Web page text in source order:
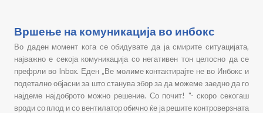
Вршење на комуникација во инбокс
Во даден момент кога се обидувате да ја смирите ситуацијата,
најважно е секоја комуникација со негативен тон целосно да се
префрли во Inbox. Еден „Ве молиме контактирајте не во Инбокс и
подетално објасни за што станува збор за да можеме заедно да го
најдеме најдоброто можно решение. Со почит! "- скоро секогаш
вроди со плод и со вентилатор обично ќе ја решите контроверзната